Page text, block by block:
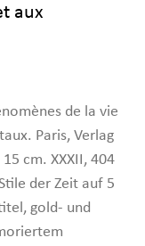
aux
de la vie
Paris, Verlag
cm. XXXII, 404
der Zeit auf 5
gold- und